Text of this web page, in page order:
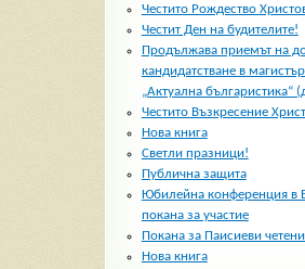
Честито Рождество
Честит Ден на будителите!
Продължава приемът на
кандидатстване в
„Актуална българистика“
Честито Възкресение
Нова книга
Светли празници!
Публична защита
Юбилейна конференция в
покана за участие
Покана за Паисиеви
Нова книга